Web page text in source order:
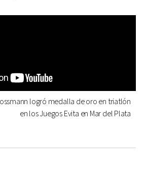
logró medalla de oro en triatlón
en los Juegos Evita en Mar del Plata